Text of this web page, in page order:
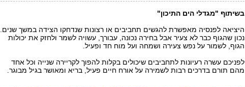
בשיתוף "מגדלי הים התיכון"
היציאה לפנסיה מאפשרת להגשים תחביבים או רצונות שנדחקו הצידה במשך שנים.
נכון שהגוף כבר לא צעיר אבל בחירה נכונה, עבורך, עשויה לשמר ולחזק את יכולות
הגוף, לשמור על נפש צעירה ושמחה ועל מוח חד ופעיל.
לפניכם עשרה רעיונות לתחביבים שיכולים בקלות להפוך לקריירה שנייה וכל אחד
מהם תורם בדרכים רבות לשמירה על אורח חיים פעיל, בריא ומאושר בגיל מבוגר.